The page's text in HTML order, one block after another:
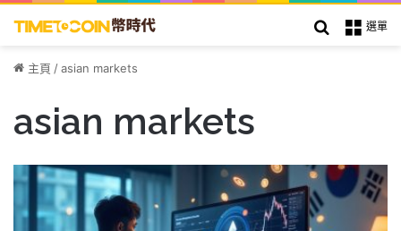
選單
搜索
主頁 /asian markets
asian markets